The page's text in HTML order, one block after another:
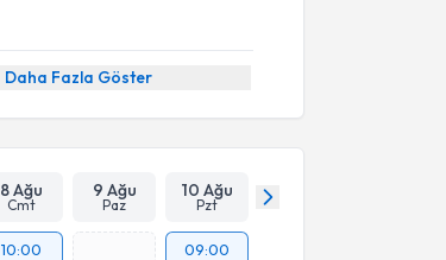
Daha Fazla Göster
8 Ağu
Cmt
9 Ağu
Paz
10 Ağu
Pzt
10:00
09:00